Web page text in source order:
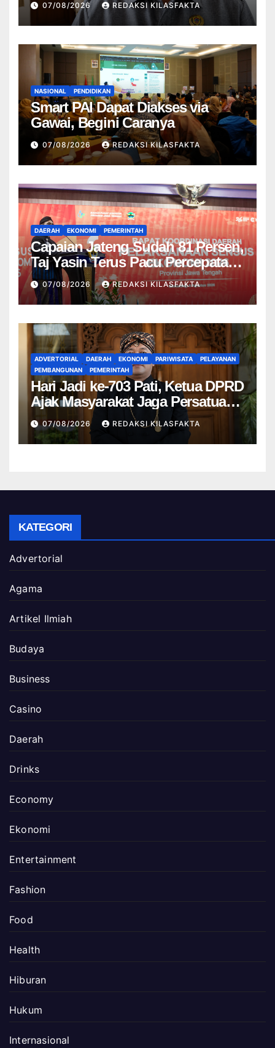
Ditutupi
07/08/2026 REDAKSI KILASFAKTA
NASIONAL PENDIDIKAN
Smart PAI Dapat Diakses via
Gawai, Begini Caranya
07/08/2026 REDAKSI KILASFAKTA
DAERAH EKONOMI PEMERINTAH
Capaian Jateng Sudah 81 Persen,
Taj Yasin Terus Pacu Percepatan
Sensus Ekonomi
07/08/2026 REDAKSI KILASFAKTA
ADVERTORIAL DAERAH EKONOMI PARIWISATA
PELAYANAN
PEMBANGUNAN
PEMERINTAH
Hari Jadi ke-703 Pati, Ketua DPRD
Ajak Masyarakat Jaga Persatuan
dan Kedamaian
07/08/2026 REDAKSI KILASFAKTA
KATEGORI
Advertorial
Agama
Artikel Ilmiah
Budaya
Business
Casino
Daerah
Drinks
Economy
Ekonomi
Entertainment
Fashion
Food
Health
Hiburan
Hukum
Internasional